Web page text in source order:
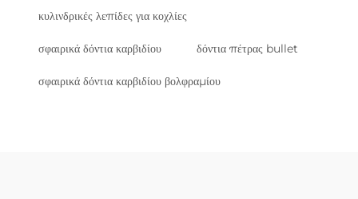
κυλινδρικές λεπίδες για κοχλίες
σφαιρικά δόντια καρβιδίου δόντια πέτρας bullet
σφαιρικά δόντια καρβιδίου βολφραμίου